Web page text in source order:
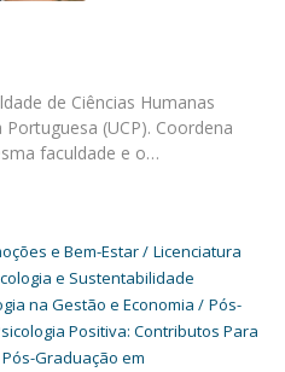
de Ciências Humanas
(UCP). Coordena
faculdade e o…
e Bem-Estar
Licenciatura
e Sustentabilidade
na Gestão e Economia
Pós-
Positiva: Contributos Para
Pós-Graduação em